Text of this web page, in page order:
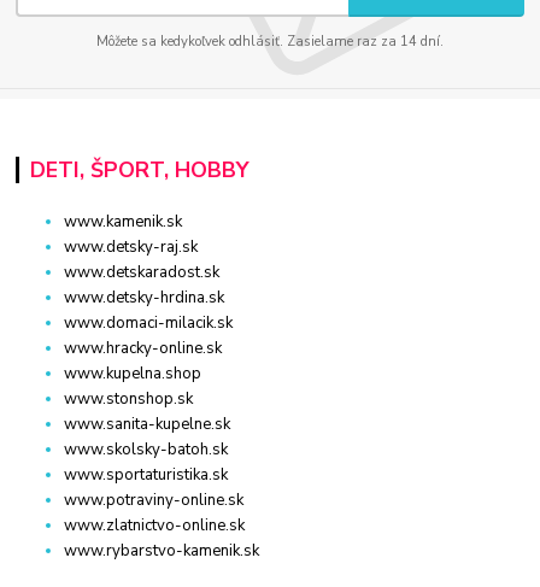
Môžete sa kedykoľvek odhlásiť. Zasielame raz za 14 dní.
DETI, ŠPORT, HOBBY
www.kamenik.sk
www.detsky-raj.sk
www.detskaradost.sk
www.detsky-hrdina.sk
www.domaci-milacik.sk
www.hracky-online.sk
www.kupelna.shop
www.stonshop.sk
www.sanita-kupelne.sk
www.skolsky-batoh.sk
www.sportaturistika.sk
www.potraviny-online.sk
www.zlatnictvo-online.sk
www.rybarstvo-kamenik.sk